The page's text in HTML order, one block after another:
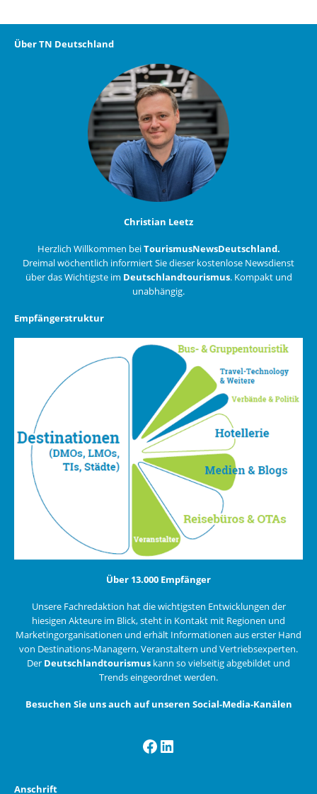
Über TN Deutschland
Christian Leetz
Herzlich Willkommen beiTourismusNewsDeutschland.
Dreimal wöchentlich informiert Sie dieser kostenlose Newsdienst
über das Wichtigste im Deutschlandtourismus. Kompakt und
unabhängig.
Empfängerstruktur
Über 13.000 Empfänger
Unsere Fachredaktion hat die wichtigsten Entwicklungen der
hiesigen Akteure im Blick, steht in Kontakt mit Regionen und
Marketingorganisationen und erhält Informationen aus erster Hand
von Destinations-Managern, Veranstaltern und Vertriebsexperten.
Der Deutschlandtourismus kann so vielseitig abgebildet und
Trends eingeordnet werden.
Besuchen Sie uns auch auf unseren Social-Media-Kanälen
Facebook
LinkedIn
Anschrift